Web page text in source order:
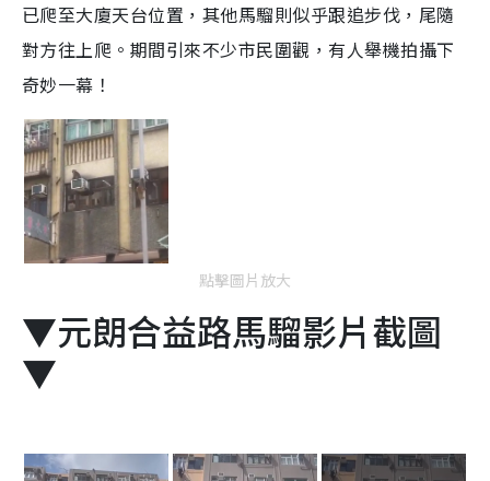
已爬至大廈天台位置，其他馬騮則似乎跟追步伐，尾隨
對方往上爬。期間引來不少市民圍觀，有人舉機拍攝下
奇妙一幕！
點擊圖片放大
▼元朗合益路馬騮影片截圖
▼